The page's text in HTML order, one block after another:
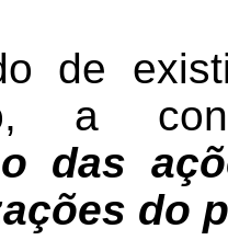
de
a
das
do